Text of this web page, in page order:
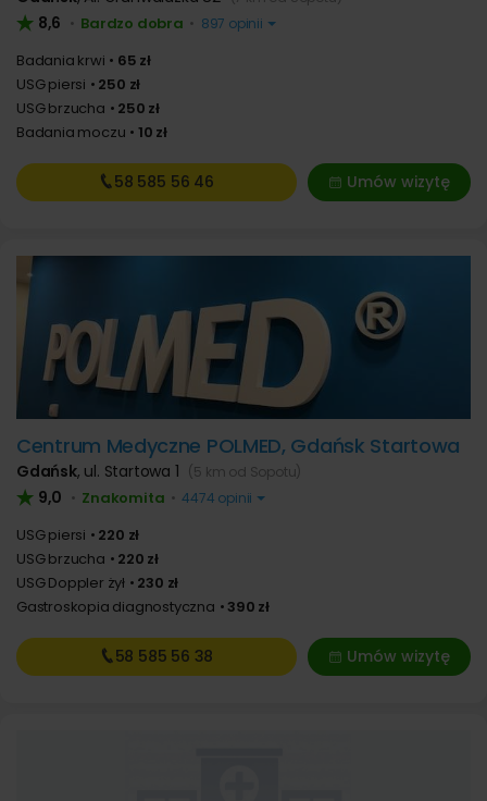
8,6 • Bardzo dobra • 897 opinii
Badania krwi
65 zł
USG piersi
250 zł
USG brzucha
250 zł
Badania moczu
10 zł
Umów wizytę
58 585 56 46
Centrum Medyczne POLMED, Gdańsk Startowa
Gdańsk, ul. Startowa 1 (5 km od Sopotu)
9,0 • Znakomita • 4474 opinii
USG piersi
220 zł
USG brzucha
220 zł
USG Doppler żył
230 zł
Gastroskopia diagnostyczna
390 zł
Umów wizytę
58 585 56 38